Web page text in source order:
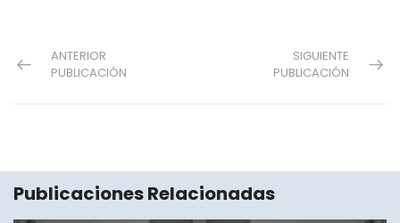
ANTERIOR
PUBLICACIÓN
SIGUIENTE
PUBLICACIÓN
Publicaciones Relacionadas